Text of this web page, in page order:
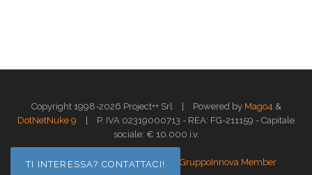
TI INTERESSA? CONTATTACI!
Copyright 1998-2026 Project++ Srl | Powered by Mago4 &
DotNetNuke 9
|
P. IVA 02319000713 - REA: FG-211159 - Capitale
sociale: € 10.000 i.v.
Privacy | Termini di utilizzo GruppoInnova Member